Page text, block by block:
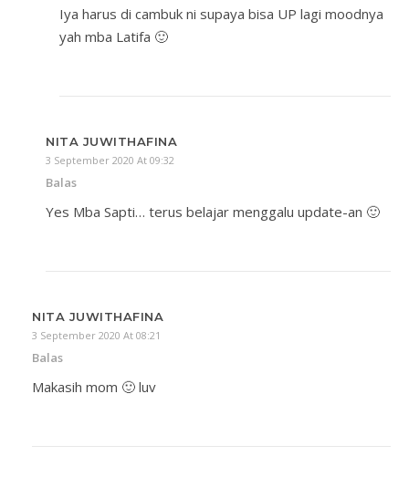
Iya harus di cambuk ni supaya bisa UP lagi moodnya
yah mba Latifa 🙂
NITA JUWITHAFINA
3 September 2020 At 09:32
Balas
Yes Mba Sapti… terus belajar menggalu update-an 🙂
NITA JUWITHAFINA
3 September 2020 At 08:21
Balas
Makasih mom 🙂 luv